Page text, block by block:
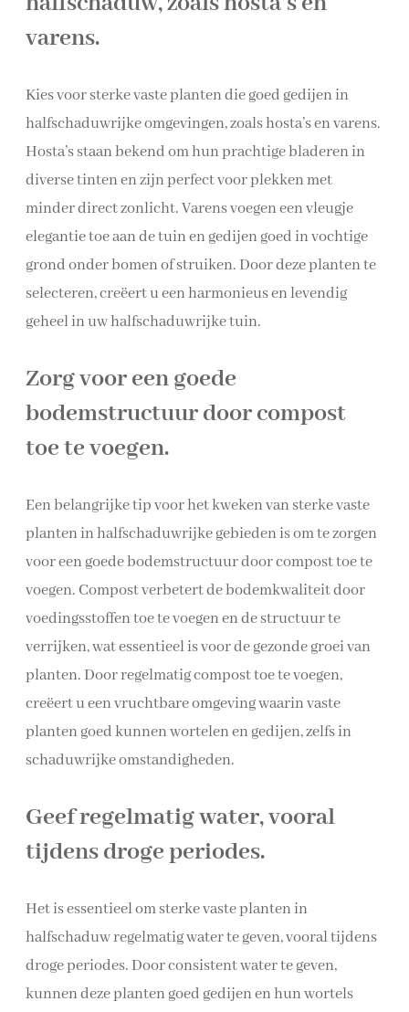
varens.
Kies voor sterke vaste planten die goed gedijen in
halfschaduwrijke omgevingen, zoals hosta’s en varens.
Hosta’s staan bekend om hun prachtige bladeren in
diverse tinten en zijn perfect voor plekken met
minder direct zonlicht. Varens voegen een vleugje
elegantie toe aan de tuin en gedijen goed in vochtige
grond onder bomen of struiken. Door deze planten te
selecteren, creëert u een harmonieus en levendig
geheel in uw halfschaduwrijke tuin.
Zorg voor een goede
bodemstructuur door compost
toe te voegen.
Een belangrijke tip voor het kweken van sterke vaste
planten in halfschaduwrijke gebieden is om te zorgen
voor een goede bodemstructuur door compost toe te
voegen. Compost verbetert de bodemkwaliteit door
voedingsstoffen toe te voegen en de structuur te
verrijken, wat essentieel is voor de gezonde groei van
planten. Door regelmatig compost toe te voegen,
creëert u een vruchtbare omgeving waarin vaste
planten goed kunnen wortelen en gedijen, zelfs in
schaduwrijke omstandigheden.
Geef regelmatig water, vooral
tijdens droge periodes.
Het is essentieel om sterke vaste planten in
halfschaduw regelmatig water te geven, vooral tijdens
droge periodes. Door consistent water te geven,
kunnen deze planten goed gedijen en hun wortels